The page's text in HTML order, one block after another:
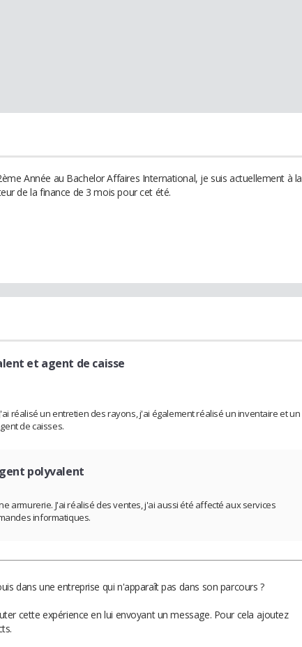
Année au Bachelor Affaires International, je suis actuellement à la
de la finance de 3 mois pour cet été.
et agent de caisse
réalisé un entretien des rayons, j'ai également réalisé un inventaire et un
de caisses.
polyvalent
armurerie. J'ai réalisé des ventes, j'ai aussi été affecté aux services
informatiques.
dans une entreprise qui n'apparaît pas dans son parcours ?
cette expérience en lui envoyant un message. Pour cela ajoutez